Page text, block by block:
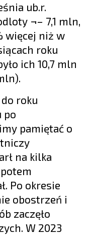
ub.r.
¬– 7,1 mln,
więcej niż w
roku
ich 10,7 mln
roku
po
pamiętać o
na kilka
Po okresie
obostrzeń i
zaczęło
W 2023